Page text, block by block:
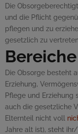
Die
und die Pflicht
pflegen und zu
gesetzlich zu
Die Obsorge besteht
Erziehung,
Pflege und
auch die gesetzliche
Elternteil nicht voll
Jahre alt ist), steht